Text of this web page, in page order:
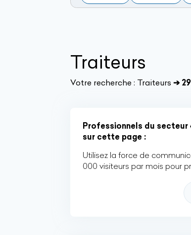
Traiteurs
Votre recherche : Traiteurs ➔
Professionnels du
sur cette page :
Utilisez la force de
000 visiteurs par mois pour